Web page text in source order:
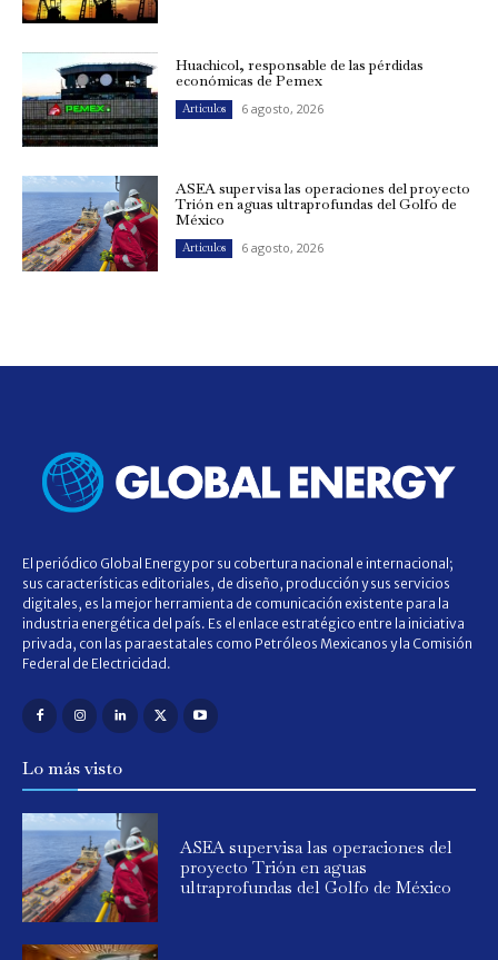
Huachicol, responsable de las pérdidas
económicas de Pemex
Artículos 6 agosto, 2026
ASEA supervisa las operaciones del proyecto
Trión en aguas ultraprofundas del Golfo de
México
Artículos 6 agosto, 2026
El periódico Global Energy por su cobertura nacional e internacional;
sus características editoriales, de diseño, producción y sus servicios
digitales, es la mejor herramienta de comunicación existente para la
industria energética del país. Es el enlace estratégico entre la iniciativa
privada, con las paraestatales como Petróleos Mexicanos y la Comisión
Federal de Electricidad.
Lo más visto
ASEA supervisa las operaciones del
proyecto Trión en aguas
ultraprofundas del Golfo de México